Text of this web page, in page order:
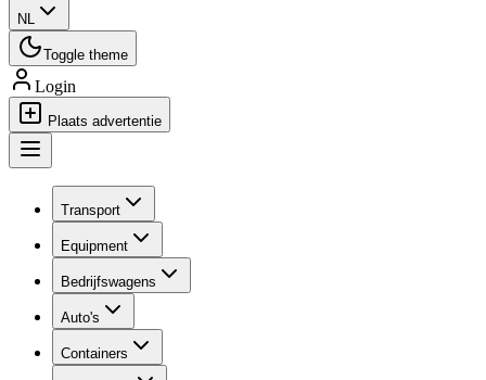
NL
Toggle theme
Login
Plaats advertentie
Transport
Equipment
Bedrijfswagens
Auto's
Containers